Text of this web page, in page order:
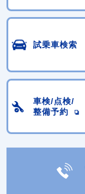
試乗車検索
車検/点検/
整備予約